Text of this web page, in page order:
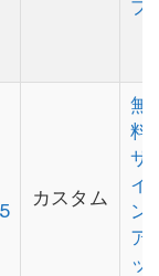
プ
カスタム
無
料
サ
イ
ン
ア
ッ